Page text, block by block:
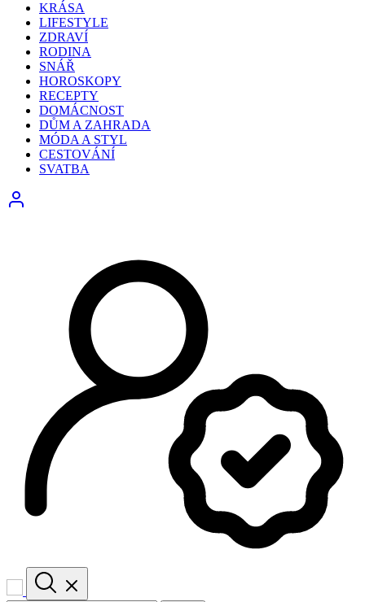
KRÁSA
LIFESTYLE
ZDRAVÍ
RODINA
SNÁŘ
HOROSKOPY
RECEPTY
DOMÁCNOST
DŮM A ZAHRADA
MÓDA A STYL
CESTOVÁNÍ
SVATBA